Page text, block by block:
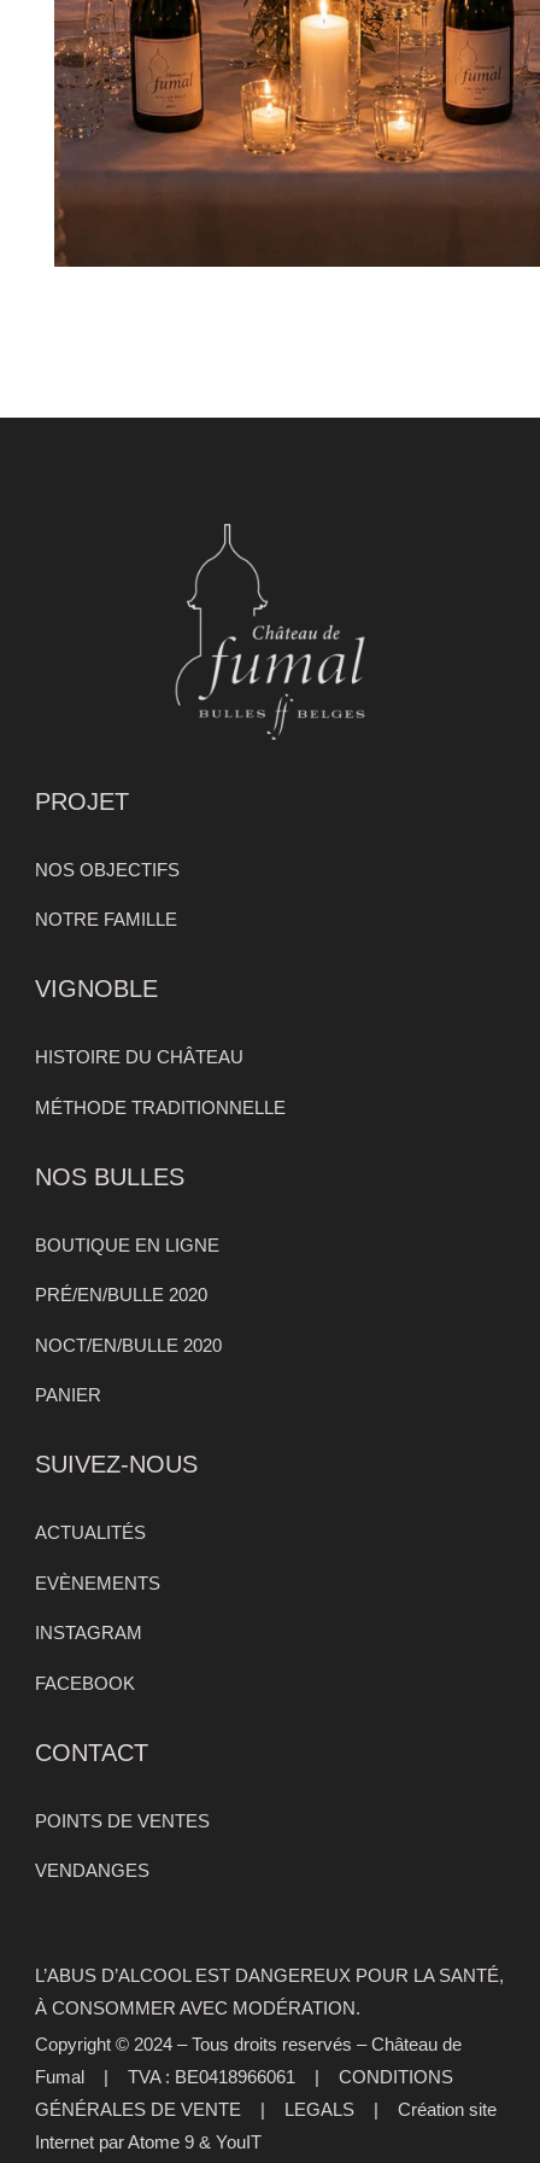
PROJET
NOS OBJECTIFS
NOTRE FAMILLE
VIGNOBLE
HISTOIRE DU CHÂTEAU
MÉTHODE TRADITIONNELLE
NOS BULLES
BOUTIQUE EN LIGNE
PRÉ/EN/BULLE 2020
NOCT/EN/BULLE 2020
PANIER
SUIVEZ-NOUS
ACTUALITÉS
EVÈNEMENTS
INSTAGRAM
FACEBOOK
CONTACT
POINTS DE VENTES
VENDANGES
L’ABUS D’ALCOOL EST DANGEREUX POUR LA SANTÉ,
À CONSOMMER AVEC MODÉRATION.
Copyright © 2024 – Tous droits reservés – Château de
Fumal | TVA : BE0418966061 |CONDITIONS
GÉNÉRALES DE VENTE
LEGALS |Création site
Internet par Atome 9 &YouIT